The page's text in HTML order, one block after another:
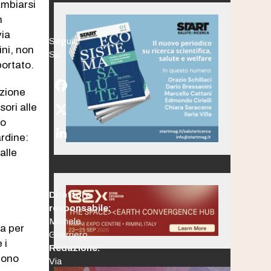
non
alle
per
i
Seguici
Su:
Facebook
Twitter
(deprecated)
LinkedIn
Direttore
responsabile:
Michele
Guerriero
Redazione:
Via